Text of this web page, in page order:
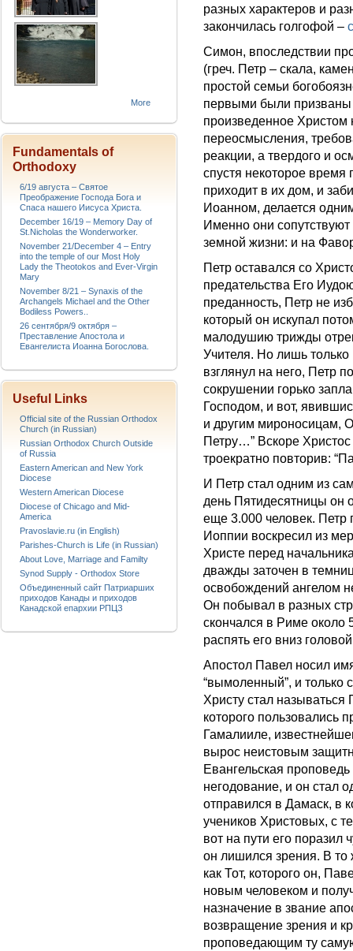
разных характеров и
закончилась голгофой –
Симон, впоследствии
(греч. Петр – скала,
простой семьи
первыми были
произведенное Христом
переосмысления,
реакции, а твердого и
спустя некоторое
приходит в их дом, и
Иоанном, делается
Именно они
земной жизни: и на
Петр оставался со
предательства Его
преданность, Петр не
который он искупал
малодушию трижды
Учителя. Но лишь только
взглянул на него, Петр
сокрушении горько
Господом, и вот,
и другим мироносицам,
Петру…” Вскоре
троекратно повторив:
И Петр стал одним из
день Пятидесятницы он
еще 3.000 человек. Петр
Иоппии воскресил из
Христе перед
дважды заточен в
освобождений ангелом
Он побывал в разных
скончался в Риме около
распять его вниз
Апостол Павел носил
“вымоленный”, и только
Христу стал
которого пользовались
Гамалииле,
вырос неистовым
Евангельская
негодование, и он стал
отправился в Дамаск, в
учеников Христовых, с
вот на пути его поразил
он лишился зрения. В то
как Тот, которого он,
новым человеком и
назначение в звание
возвращение зрения и
проповедающим ту
More
Fundamentals of
Orthodoxy
6/19 августа – Святое
Преображение Господа Бога и
Спаса нашего Иисуса Христа.
December 16/19 – Memory Day of
St.Nicholas the Wonderworker.
November 21/December 4 – Entry
into the temple of our Most Holy
Lady the Theotokos and Ever-Virgin
Mary
November 8/21 – Synaxis of the
Archangels Michael and the Other
Bodiless Powers..
26 сентября/9 октября –
Преставление Апостола и
Евангелиста Иоанна Богослова.
Useful Links
Official site of the Russian Orthodox
Church (in Russian)
Russian Orthodox Church Outside
of Russia
Eastern American and New York
Diocese
Western American Diocese
Diocese of Chicago and Mid-
America
Pravoslavie.ru (in English)
Parishes-Church is Life (in Russian)
About Love, Marriage and Familty
Synod Supply - Orthodox Store
Объединенный сайт Патриарших
приходов Канады и приходов
Канадской епархии РПЦЗ